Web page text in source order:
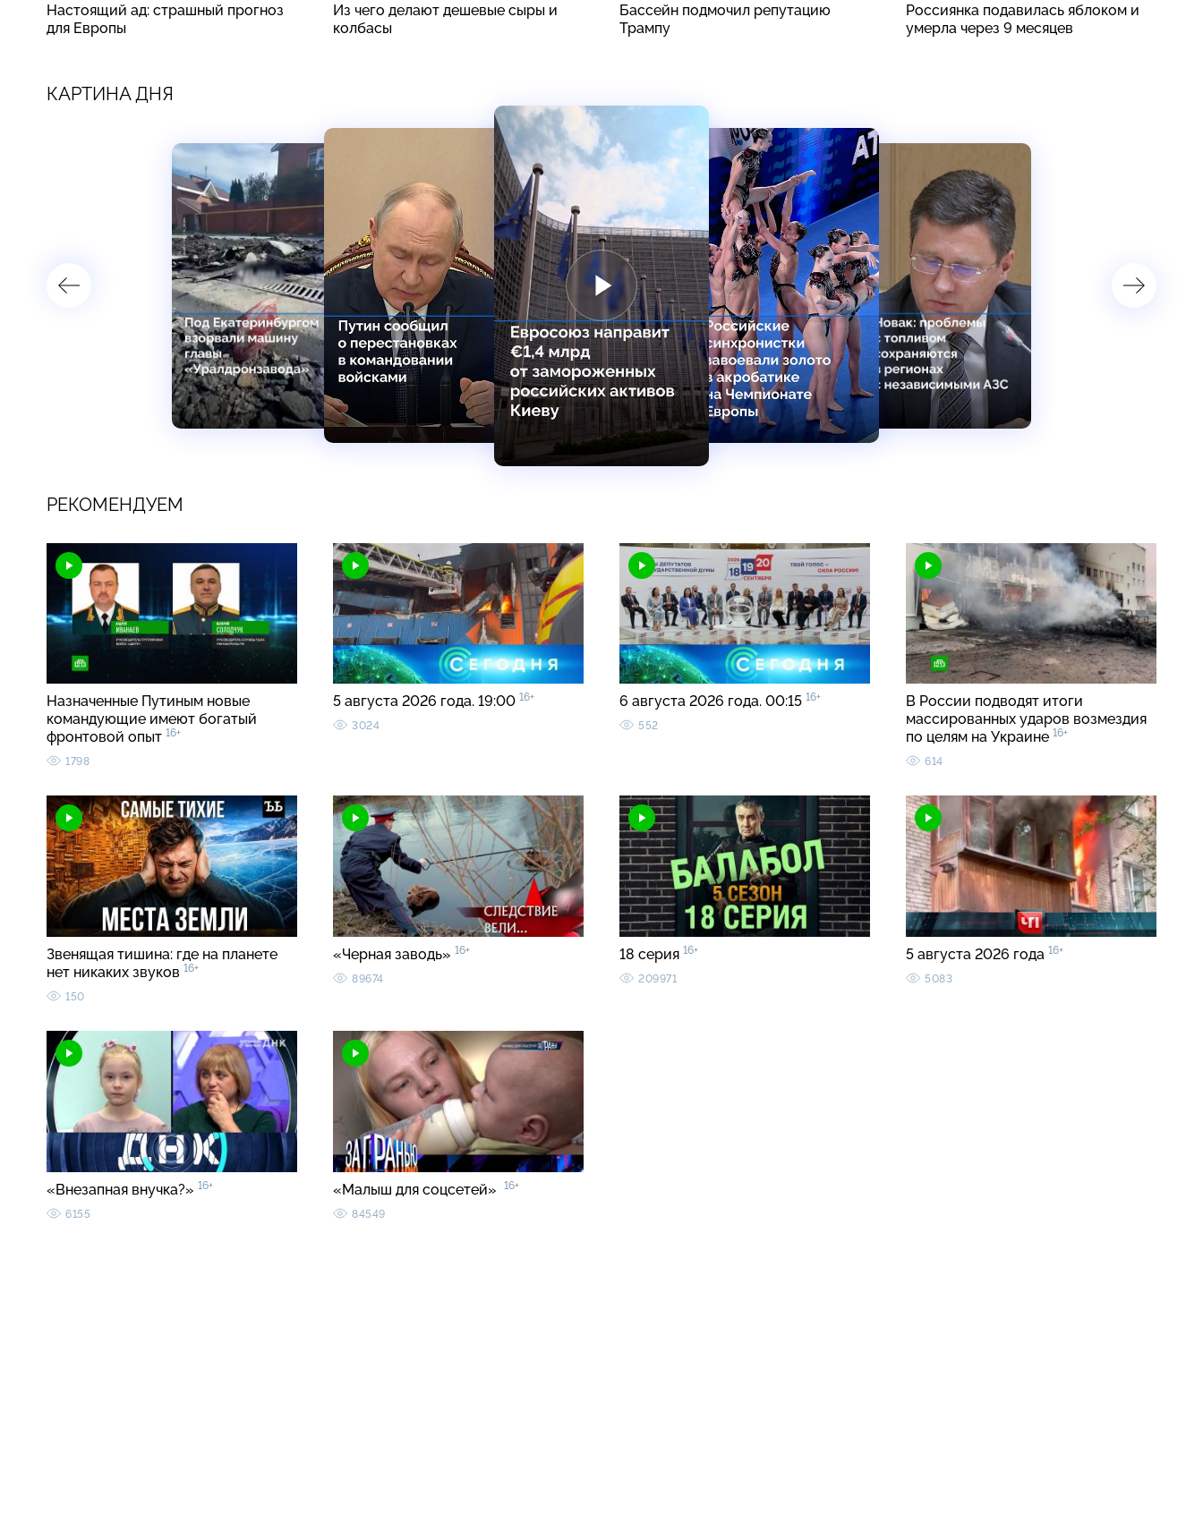
Настоящий ад: страшный прогноз
для Европы
Из чего делают дешевые сыры и
колбасы
Бассейн подмочил репутацию
Трампу
Россиянка подавилась яблоком и
умерла через 9 месяцев
КАРТИНА ДНЯ
РЕКОМЕНДУЕМ
Назначенные Путиным новые
командующие имеют богатый
фронтовой опыт 16+
1798
5 августа 2026 года. 19:00 16+
3024
6 августа 2026 года. 00:15 16+
552
В России подводят итоги
массированных ударов возмездия
по целям на Украине 16+
614
Звенящая тишина: где на планете
нет никаких звуков 16+
150
«Черная заводь» 16+
89674
18 серия 16+
209971
5 августа 2026 года 16+
5083
«Внезапная внучка?» 16+
6155
«Малыш для соцсетей» 16+
84549